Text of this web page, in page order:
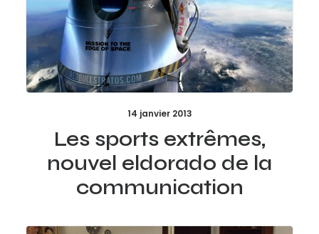
14 janvier 2013
Les sports extrêmes,
nouvel eldorado de la
communication